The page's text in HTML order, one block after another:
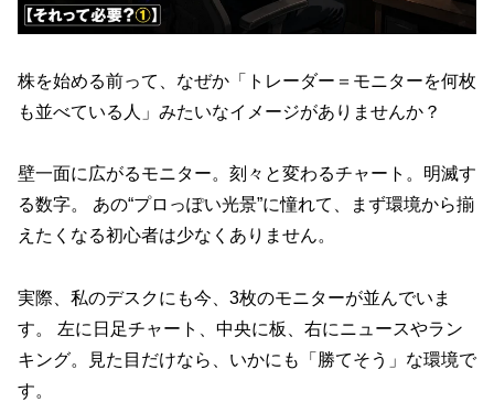
株を始める前って、なぜか「トレーダー＝モニターを何枚
も並べている人」みたいなイメージがありませんか？
壁一面に広がるモニター。刻々と変わるチャート。明滅す
る数字。 あの“プロっぽい光景”に憧れて、まず環境から揃
えたくなる初心者は少なくありません。
実際、私のデスクにも今、3枚のモニターが並んでいま
す。 左に日足チャート、中央に板、右にニュースやラン
キング。見た目だけなら、いかにも「勝てそう」な環境で
す。